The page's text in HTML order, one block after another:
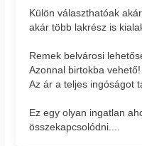
Külön választhatóak
akár több lakrész is
Remek belvárosi
Azonnal birtokba vehető!
Az ár a teljes ingóságot
Ez egy olyan ingatlan
összekapcsolódni....